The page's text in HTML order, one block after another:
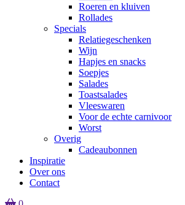
Roeren en kluiven
Rollades
Specials
Relatiegeschenken
Wijn
Hapjes en snacks
Soepjes
Salades
Toastsalades
Vleeswaren
Voor de echte carnivoor
Worst
Overig
Cadeaubonnen
Inspiratie
Over ons
Contact